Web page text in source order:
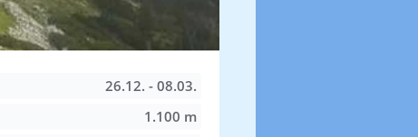
26.12. - 08.03.
1.100 m